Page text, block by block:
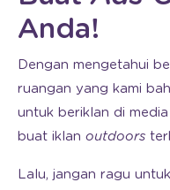
Anda!
Dengan mengetahui
ruangan yang kami
untuk beriklan di
buat iklan outdoors
Lalu, jangan ragu